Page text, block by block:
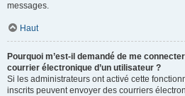
messages.
Haut
Pourquoi m’est-il demandé de me
courrier électronique d’un utilisateur ?
Si les administrateurs ont activé cette
inscrits peuvent envoyer des courriers